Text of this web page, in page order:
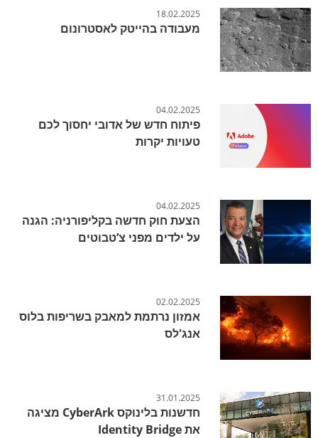
18.02.2025
מעבודה בהייטק לאסטרונום
04.02.2025
פיתוח חדש של אדובי יחסוך לכם
טעויות יקרות
04.02.2025
הצעת חוק חדשה בקליפורניה: הגנה
על ילדים מפני צ’טבוטים
02.02.2025
אמזון נרתמת למאבק בשריפות בלוס
אנג'לס
31.01.2025
חדשנות בלינוקס CyberArk מציגה
את Identity Bridge